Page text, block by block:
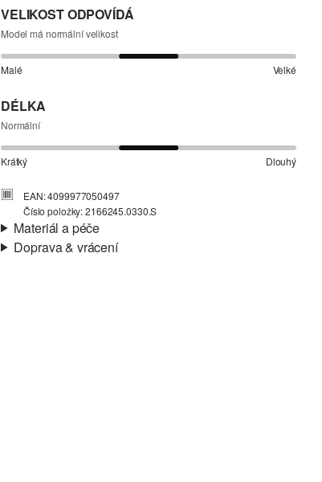
VELIKOST ODPOVÍDÁ
Model má normální velikost
Malé Velké
DÉLKA
Normální
Krátký Dlouhý
EAN: 4099977050497
Číslo položky: 2166245.0330.S
Materiál a péče
Doprava & vrácení